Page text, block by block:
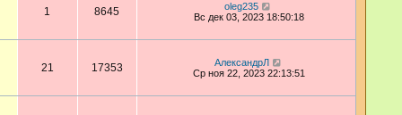
1 8645
oleg235
Вс дек 03, 2023 18:50:18
21 17353
АлександрЛ
Ср ноя 22, 2023 22:13:51